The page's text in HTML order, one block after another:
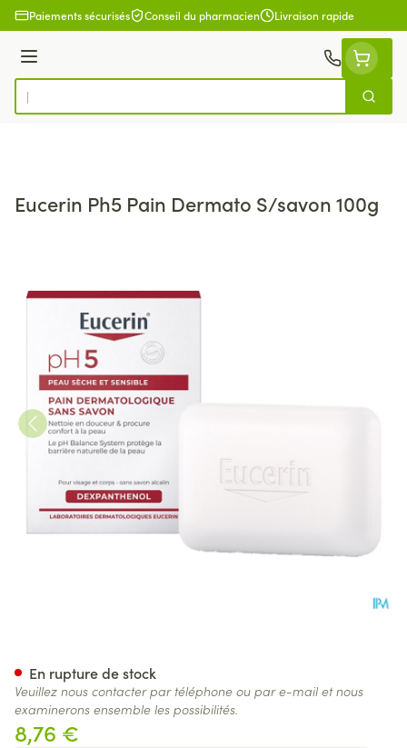
Aller au contenu
Paiements sécurisés Conseil du pharmacien Livraison rapide
Menu
Rechercher
Eucerin Ph5 Pain Dermato S/savon 100g
8,76 €
En rupture de stock
Veuillez nous contacter par téléphone ou par e-mail et nous
examinerons ensemble les possibilités.